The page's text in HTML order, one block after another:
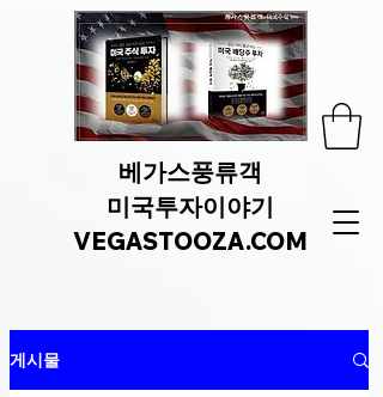
베가스풍류객
미국투자이야기
VEGASTOOZA.COM
게시물